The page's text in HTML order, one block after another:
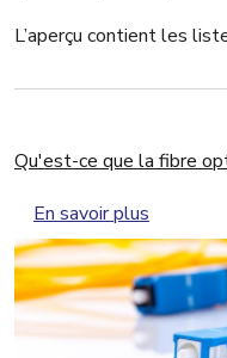
L’aperçu contient les
Qu'est-ce que la fibre
En savoir plus